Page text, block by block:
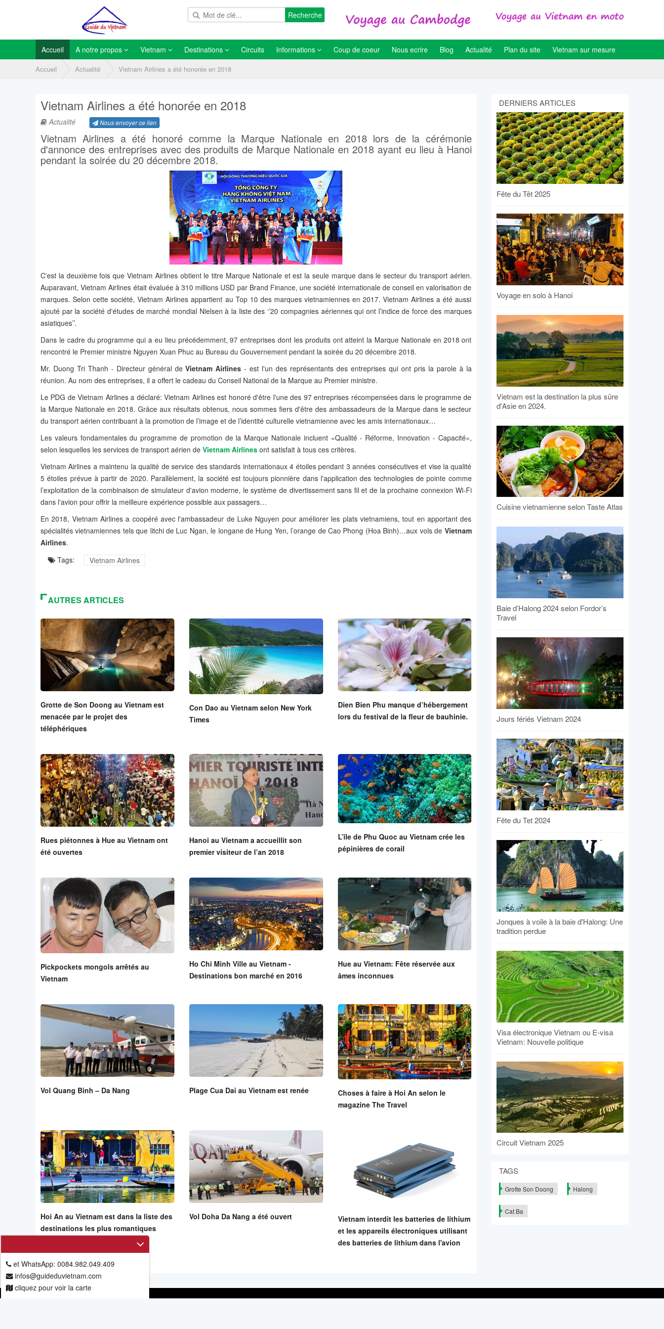
Recherche
Accueil A notre propos Vietnam Destinations Circuits Informations Coup de coeur Nous ecrire Blog Actualité Plan du site Vietnam sur mesure
Accueil Actualité Vietnam Airlines a été honorée en 2018
Vietnam Airlines a été honorée en 2018
Actualité Nous envoyer ce lien
Vietnam Airlines a été honoré comme la Marque Nationale en 2018 lors de la cérémonie
d'annonce des entreprises avec des produits de Marque Nationale en 2018 ayant eu lieu à Hanoi
pendant la soirée du 20 décembre 2018.
C'est la deuxième fois que Vietnam Airlines obtient le titre Marque Nationale et est la seule marque dans le secteur du transport aérien.
Auparavant, Vietnam Airlines était évaluée à 310 millions USD par Brand Finance, une société internationale de conseil en valorisation de
marques. Selon cette société, Vietnam Airlines appartient au Top 10 des marques vietnamiennes en 2017. Vietnam Airlines a été aussi
ajouté par la société d'études de marché mondial Nielsen à la liste des ‘’20 compagnies aériennes qui ont l’indice de force des marques
asiatiques’’.
Dans le cadre du programme qui a eu lieu précédemment, 97 entreprises dont les produits ont atteint la Marque Nationale en 2018 ont
rencontré le Premier ministre Nguyen Xuan Phuc au Bureau du Gouvernement pendant la soirée du 20 décembre 2018.
Mr. Duong Tri Thanh - Directeur général deVietnam Airlines - est l'un des représentants des entreprises qui ont pris la parole à la
réunion. Au nom des entreprises, il a offert le cadeau du Conseil National de la Marque au Premier ministre.
Le PDG de Vietnam Airlines a déclaré: Vietnam Airlines est honoré d'être l'une des 97 entreprises récompensées dans le programme de
la Marque Nationale en 2018. Grâce aux résultats obtenus, nous sommes fiers d'être des ambassadeurs de la Marque dans le secteur
du transport aérien contribuant à la promotion de l’image et de l’identité culturelle vietnamienne avec les amis internationaux…
Les valeurs fondamentales du programme de promotion de la Marque Nationale incluent «Qualité - Réforme, Innovation - Capacité»,
selon lesquelles les services de transport aérien de Vietnam Airlines ont satisfait à tous ces critères.
Vietnam Airlines a maintenu la qualité de service des standards internationaux 4 étoiles pendant 3 années consécutives et vise la qualité
5 étoiles prévue à partir de 2020. Parallèlement, la société est toujours pionnière dans l'application des technologies de pointe comme
l’exploitation de la combinaison de simulateur d'avion moderne, le système de divertissement sans fil et de la prochaine connexion Wi-Fi
dans l'avion pour offrir la meilleure expérience possible aux passagers…
En 2018, Vietnam Airlines a coopéré avec l'ambassadeur de Luke Nguyen pour améliorer les plats vietnamiens, tout en apportant des
spécialités vietnamiennes tels que litchi de Luc Ngan, le longane de Hung Yen, l’orange de Cao Phong (Hoa Binh)…aux vols de Vietnam
Airlines.
Tags:
Vietnam Airlines
AUTRES ARTICLES
Grotte de Son Doong au Vietnam est
menacée par le projet des
téléphériques
Con Dao au Vietnam selon New York
Times
Dien Bien Phu manque d’hébergement
lors du festival de la fleur de bauhinie.
Rues piétonnes à Hue au Vietnam ont
été ouvertes
Hanoi au Vietnam a accueillit son
premier visiteur de l’an 2018
L’île de Phu Quoc au Vietnam crée les
pépinières de corail
Pickpockets mongols arrêtés au
Vietnam
Ho Chi Minh Ville au Vietnam -
Destinations bon marché en 2016
Hue au Vietnam: Fête réservée aux
âmes inconnues
Vol Quang Binh – Da Nang Plage Cua Dai au Vietnam est renée
Choses à faire à Hoi An selon le
magazine The Travel
Hoi An au Vietnam est dans la liste des
destinations les plus romantiques
Vol Doha Da Nang a été ouvert
Vietnam interdit les batteries de lithium
et les appareils électroniques utilisant
des batteries de lithium dans l'avion
DERNIERS ARTICLES
Fête du Têt 2025
Voyage en solo à Hanoi
Vietnam est la destination la plus sûre
d'Asie en 2024.
Cuisine vietnamienne selon Taste Atlas
Baie d’Halong 2024 selon Fordor’s
Travel
Jours fériés Vietnam 2024
Fête du Tet 2024
Jonques à voile à la baie d'Halong: Une
tradition perdue
Visa électronique Vietnam ou E-visa
Vietnam: Nouvelle politique
Circuit Vietnam 2025
TAGS
Grotte Son Doong Halong
Cat Ba
et WhatsApp: 0084.982.049.409
infos@guideduvietnam.com
cliquez pour voir la carte